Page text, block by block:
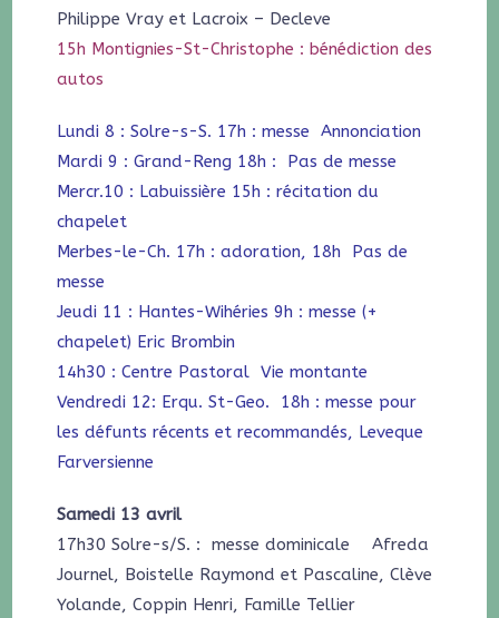
Philippe Vray et Lacroix – Decleve
15h Montignies-St-Christophe : bénédiction des
autos
Lundi 8 : Solre-s-S. 17h : messe Annonciation
Mardi 9 : Grand-Reng 18h : Pas de messe
Mercr.10 : Labuissière 15h : récitation du
chapelet
Merbes-le-Ch. 17h : adoration, 18h Pas de
messe
Jeudi 11 : Hantes-Wihéries 9h : messe (+
chapelet) Eric Brombin
14h30 : Centre Pastoral Vie montante
Vendredi 12: Erqu. St-Geo. 18h : messe pour
les défunts récents et recommandés, Leveque
Farversienne
Samedi 13 avril
17h30 Solre-s/S. : messe dominicale Afreda
Journel, Boistelle Raymond et Pascaline, Clève
Yolande, Coppin Henri, Famille Tellier